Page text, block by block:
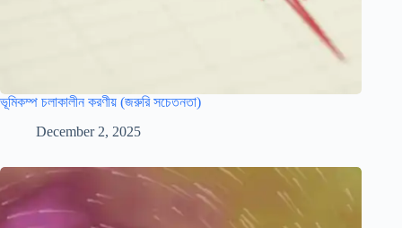
ভূমিকম্প চলাকালীন করণীয় (জরুরি সচেতনতা)
December 2, 2025